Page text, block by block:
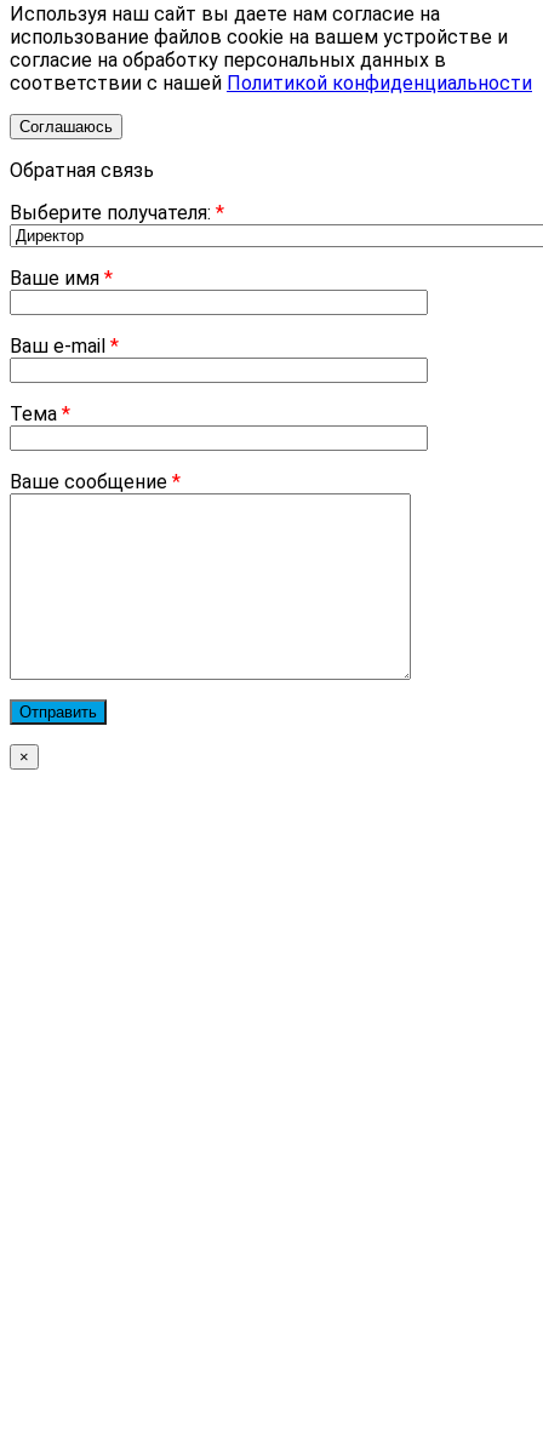
Используя наш сайт вы даете нам согласие на
использование файлов cookie на вашем устройстве и
согласие на обработку персональных данных в
соответствии с нашей Политикой конфиденциальности
Соглашаюсь
Обратная связь
Выберите получателя: *
Ваше имя *
Ваш e-mail *
Тема *
Ваше сообщение *
×